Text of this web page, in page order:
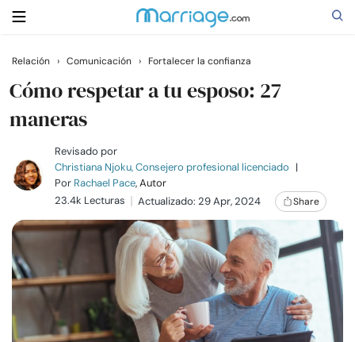
Buscar
Casarse
Relaciones
Familia
Ayuda
Cursos
Relación › Comunicación › Fortalecer la confianza
Cómo respetar a tu esposo: 27
maneras
Revisado por
Christiana Njoku, Consejero profesional licenciado |
Por Rachael Pace, Autor
23.4k Lecturas
Actualizado: 29 Apr, 2024 Share